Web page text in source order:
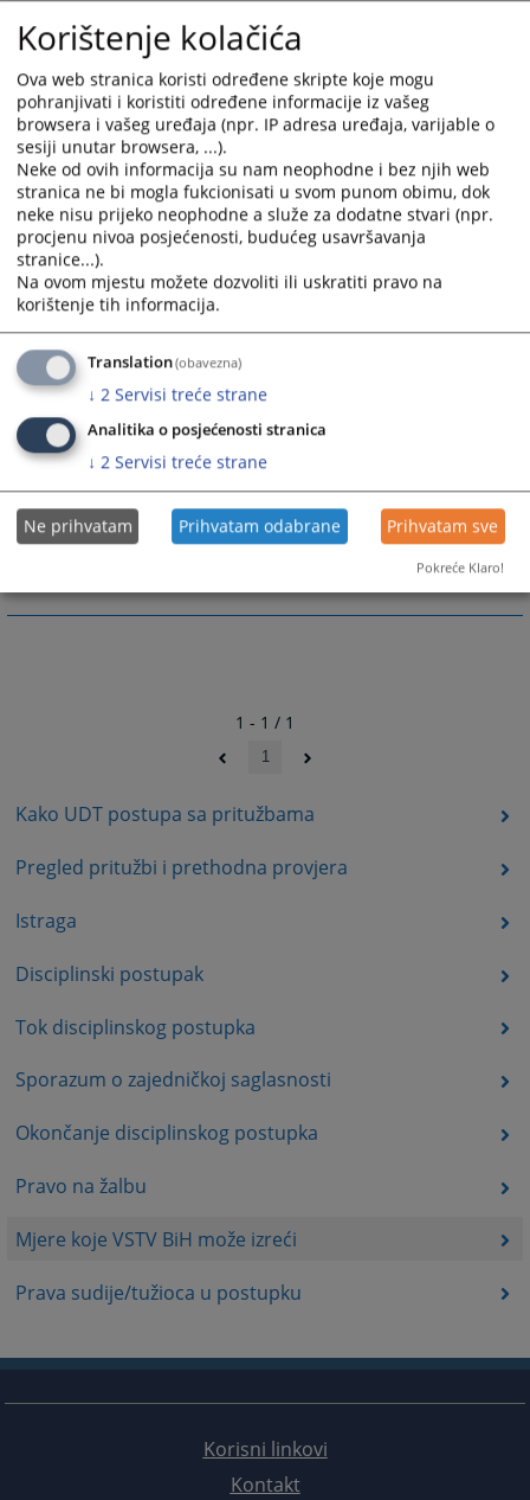
Kako UDT postupa sa pritužbama
Pregled pritužbi i prethodna provjera
Istraga
Disciplinski postupak
Tok disciplinskog postupka
Sporazum o zajedničkoj saglasnosti
Okončanje disciplinskog postupka
Pravo na žalbu
Mjere koje VSTV BiH može izreći
Prava sudije/tužioca u postupku
usvojilo interneSmjernice za određivanje disciplinskih
mjera u disciplinskim postupcima.
Disciplinska mjera razrješenja od dužnosti određuje se
samo u predmetima u kojim je utvrđen ozbiljan
disciplinski prekršaj, a iz težine prekršaja je jasno da je
prekršitelj nepodoban ili nedostojan da dalje vrši
dužnost. Sudiji ili tužiocu koji je razriješen dužnosti nije
dozvoljeno da dalje vrši dužnost sudije ili tužioca.
Pored disciplinskih mjera, Vijeće može kao posebnu
shodno, odrediti da sudija ili tužilac učestvuje u
programima savjetovanja, stručnog usavršavanja ili
rehabilitacije. Te mjere mogu trajati najduže do
šestmjeseci.
3451PREGLEDA
1 - 1 / 1
1
Korisni linkovi
Kontakt
Korištenje kolačića
Ova web stranica koristi određene skripte koje mogu
pohranjivati i koristiti određene informacije iz vašeg
browsera i vašeg uređaja (npr. IP adresa uređaja, varijable o
sesiji unutar browsera, ...).
Neke od ovih informacija su nam neophodne i bez njih web
stranica ne bi mogla fukcionisati u svom punom obimu, dok
neke nisu prijeko neophodne a služe za dodatne stvari (npr.
procjenu nivoa posjećenosti, budućeg usavršavanja
stranice...).
Na ovom mjestu možete dozvoliti ili uskratiti pravo na
korištenje tih informacija.
Translation(obavezna)
↓ 2 Servisi treće strane
Analitika o posjećenosti stranica
↓ 2 Servisi treće strane
Ne prihvatam Prihvatam odabrane Prihvatam sve
Pokreće Klaro!